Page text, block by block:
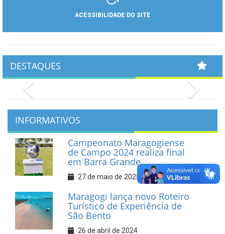
ACESSIBILIDADE DO SITE
DESTAQUES
INFORMATIVOS
Campeonato Maragogiense
de Campo 2024 realiza final
em Barra Grande
27 de maio de 2025
Maragogi lança novo Roteiro
Turístico de Experiência de
São Bento
26 de abril de 2024